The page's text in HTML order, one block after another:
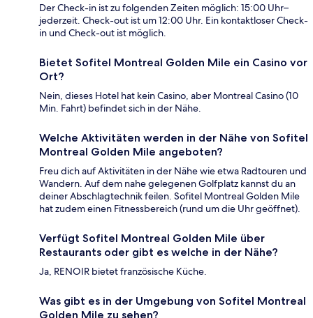
Der Check-in ist zu folgenden Zeiten möglich: 15:00 Uhr–
jederzeit. Check-out ist um 12:00 Uhr. Ein kontaktloser Check-
in und Check-out ist möglich.
Bietet Sofitel Montreal Golden Mile ein Casino vor
Ort?
Nein, dieses Hotel hat kein Casino, aber Montreal Casino (10
Min. Fahrt) befindet sich in der Nähe.
Welche Aktivitäten werden in der Nähe von Sofitel
Montreal Golden Mile angeboten?
Freu dich auf Aktivitäten in der Nähe wie etwa Radtouren und
Wandern. Auf dem nahe gelegenen Golfplatz kannst du an
deiner Abschlagtechnik feilen. Sofitel Montreal Golden Mile
hat zudem einen Fitnessbereich (rund um die Uhr geöffnet).
Verfügt Sofitel Montreal Golden Mile über
Restaurants oder gibt es welche in der Nähe?
Ja, RENOIR bietet französische Küche.
Was gibt es in der Umgebung von Sofitel Montreal
Golden Mile zu sehen?